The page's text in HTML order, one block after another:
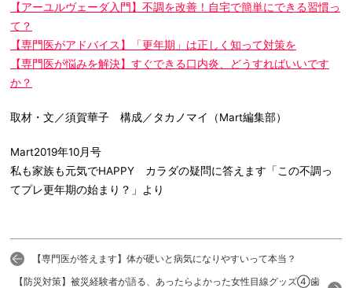
【アーユルヴェーダ入門】不調を改善！自宅で簡単にできる習慣っ
て？
【専門医がアドバイス】「更年期」は正しく知って対策を
【専門医が悩みを解決】すぐできる口内炎、どうすればいいです
か？
取材・文／須賀華子 構成／タカノマイ（Mart編集部）
Mart2019年10月号
私も家族も元気でHAPPY カラダの疑問に答えます「この不調っ
てプレ更年期の始まり？」より
【専門医が答えます】体が硬いと病気になりやすいって本当？
【防災対策】被災経験者が語る、あったらよかった女性目線グッズ④歯